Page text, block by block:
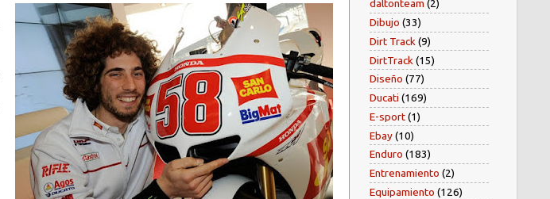
daltonteam (2)
Dibujo (33)
Dirt Track (9)
DirtTrack (15)
Diseño (77)
Ducati (169)
E-sport(1)
Ebay(10)
Enduro (183)
Entrenamiento (2)
Equipamiento (126)